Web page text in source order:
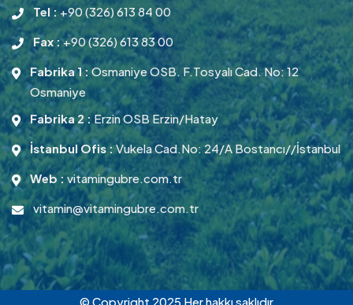
Tel : +90 (326) 613 84 00
Fax :+90 (326) 613 83 00
Fabrika 1 : Osmaniye OSB. F.Tosyalı Cad. No: 12
Osmaniye
Fabrika 2 :Erzin OSB Erzin/Hatay
İstanbul Ofis :Vukela Cad.No: 24/A Bostancı//İstanbul
Web :vitamingubre.com.tr
vitamin@vitamingubre.com.tr
© Copyright 2025 Her hakkı saklıdır